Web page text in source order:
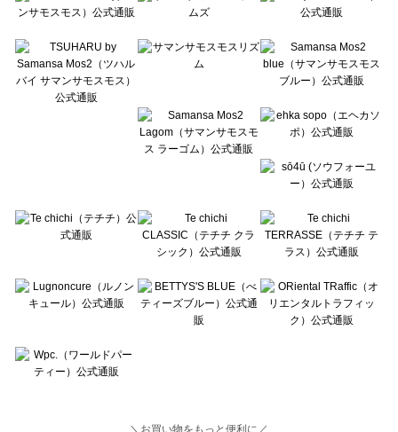
Te chichi CLASSIC（テチチ クラシック）の一覧
Lugnoncure（ルノンキュール）の一覧
BETTY'S BLUE（べティーズブルー）の一覧
Wpc.（ワールドパーティー）の一覧
＼お買い物をもっと便利に／